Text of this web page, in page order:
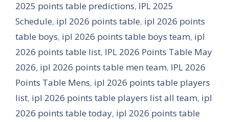
2025 points table predictions, IPL 2025
Schedule, ipl 2026 points table, ipl 2026 points
table boys, ipl 2026 points table boys team, ipl
2026 points table list, IPL 2026 Points Table May
2026, ipl 2026 points table men team, IPL 2026
Points Table Mens, ipl 2026 points table players
list, ipl 2026 points table players list all team, ipl
2026 points table today, ipl 2026 points table